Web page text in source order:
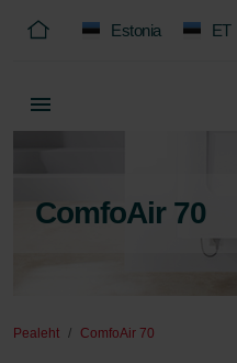
Estonia ET
ComfoAir 70
Pealeht ComfoAir 70